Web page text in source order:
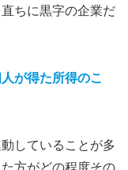
ちに黒字の企業だ
が得た所得のこ
していることが多